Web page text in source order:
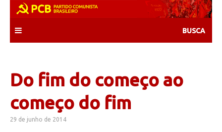
content
Do fim do começo ao
começo do fim
29 de junho de 2014